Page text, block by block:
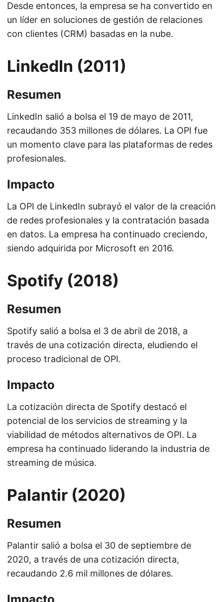
Desde entonces, la empresa se ha convertido en
un líder en soluciones de gestión de relaciones
con clientes (CRM) basadas en la nube.
LinkedIn (2011)
Resumen
LinkedIn salió a bolsa el 19 de mayo de 2011,
recaudando 353 millones de dólares. La OPI fue
un momento clave para las plataformas de redes
profesionales.
Impacto
La OPI de LinkedIn subrayó el valor de la creación
de redes profesionales y la contratación basada
en datos. La empresa ha continuado creciendo,
siendo adquirida por Microsoft en 2016.
Spotify (2018)
Resumen
Spotify salió a bolsa el 3 de abril de 2018, a
través de una cotización directa, eludiendo el
proceso tradicional de OPI.
Impacto
La cotización directa de Spotify destacó el
potencial de los servicios de streaming y la
viabilidad de métodos alternativos de OPI. La
empresa ha continuado liderando la industria de
streaming de música.
Palantir (2020)
Resumen
Palantir salió a bolsa el 30 de septiembre de
2020, a través de una cotización directa,
recaudando 2.6 mil millones de dólares.